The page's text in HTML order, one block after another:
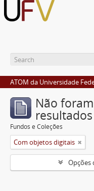
ATOM da Universidade
Não
resultados
Fundos e Coleções
Com objetos digitais
Opções